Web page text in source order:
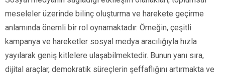
meseleler üzerinde bilinç oluşturma ve harekete geçirme
anlamında önemli bir rol oynamaktadır. Örneğin, çeşitli
kampanya ve hareketler sosyal medya aracılığıyla hızla
yayılarak geniş kitlelere ulaşabilmektedir. Bunun yanı sıra,
dijital araçlar, demokratik süreçlerin şeffaflığını artırmakta ve